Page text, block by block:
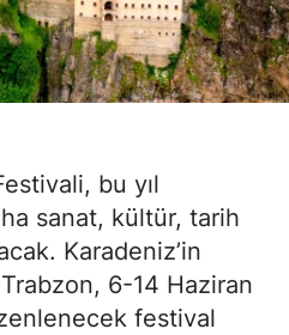
bu yıl
sanat, kültür, tarih
Karadeniz’in
6-14 Haziran
festival